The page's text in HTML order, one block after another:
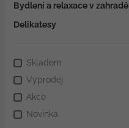
Bydlení a relaxace v zahradě
Delikatesy
Skladem
Výprodej
Akce
Novinka